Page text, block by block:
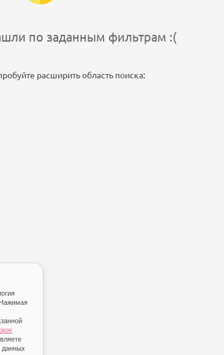
данных
по заданным фильтрам :(
расширить область поиска: